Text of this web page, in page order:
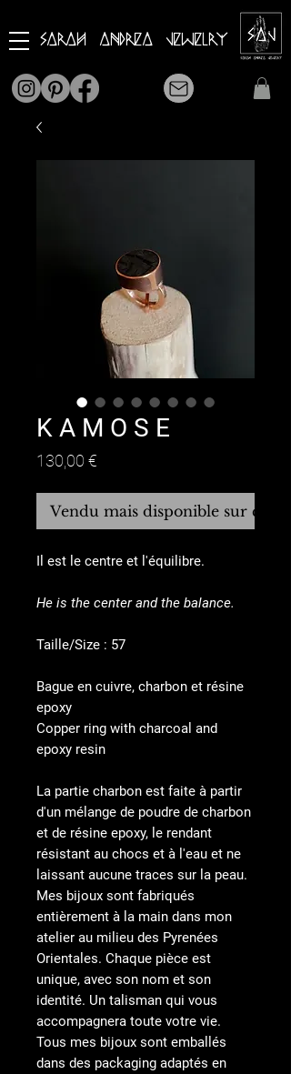
Sarah Andrea Jewelry
K A M O S E
130,00 €
Vendu mais disponible sur
Il est le centre et l'équilibre.
He is the center and the balance.
Taille/Size : 57
Bague en cuivre, charbon et résine
epoxy
Copper ring with charcoal and
epoxy resin
La partie charbon est faite à partir
d'un mélange de poudre de charbon
et de résine epoxy, le rendant
résistant au chocs et à l'eau et ne
laissant aucune traces sur la peau.
Mes bijoux sont fabriqués
entièrement à la main dans mon
atelier au milieu des Pyrenées
Orientales. Chaque pièce est
unique, avec son nom et son
identité. Un talisman qui vous
accompagnera toute votre vie.
Tous mes bijoux sont emballés
dans des packaging adaptés en